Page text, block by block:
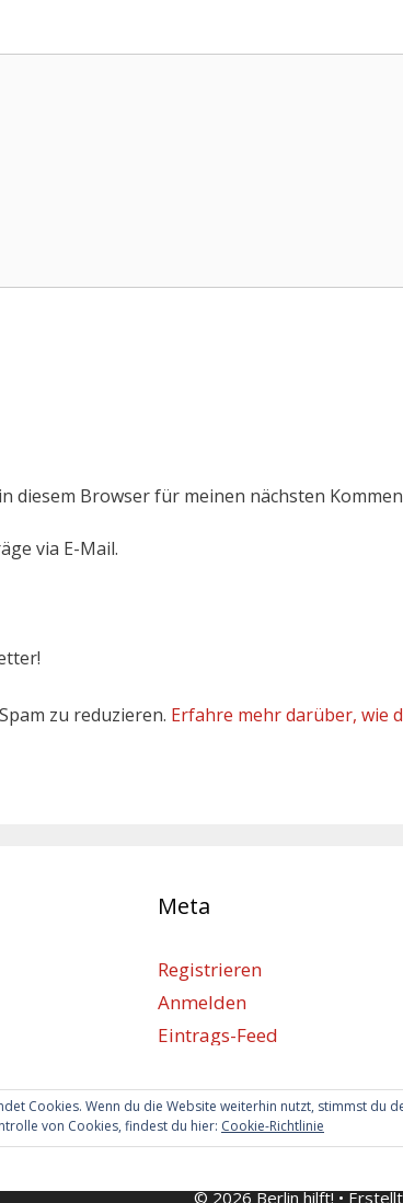
diesem Browser für meinen nächsten
via E-Mail.
zu reduzieren. Erfahre mehr darüber, wie
Cookies. Wenn du die Website weiterhin nutzt, stimmst du
von Cookies, findest du hier: Cookie-Richtlinie
Meta
Registrieren
Anmelden
Eintrags-Feed
WordPress.org
© 2026 Berlin hilft!•